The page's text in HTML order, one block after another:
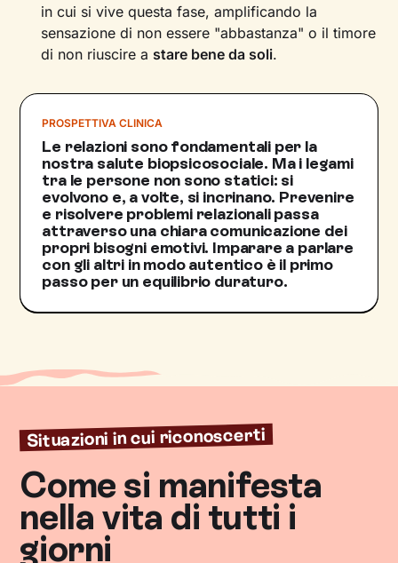
in cui si vive questa fase, amplificando la
sensazione di non essere "abbastanza" o il timore
di non riuscire a stare bene da soli.
PROSPETTIVA CLINICA
Le relazioni sono fondamentali per la
nostra salute biopsicosociale. Ma i legami
tra le persone non sono statici: si
evolvono e, a volte, si incrinano. Prevenire
e risolvere problemi relazionali passa
attraverso una chiara comunicazione dei
propri bisogni emotivi. Imparare a parlare
con gli altri in modo autentico è il primo
passo per un equilibrio duraturo.
Situazioni in cui riconoscerti
Come si manifesta
nella vita di tutti i
giorni